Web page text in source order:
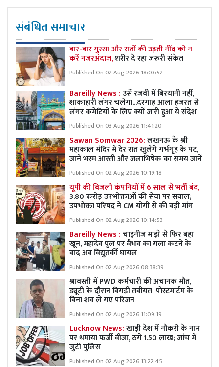
संबंधित समाचार
बार-बार गुस्सा और रातों की उड़ती नींद को न
करें नजरअंदाज,शरीर दे रहा जरूरी संकेत
Published On 02 Aug 2026 18:03:52
Bareilly News :उर्से रजवी में बिरयानी नहीं,
शाकाहारी लंगर चलेगा...दरगाह आला हजरत से
लंगर कमेटियों के लिए क्यों जारी हुआ ये संदेश
Published On 03 Aug 2026 11:41:20
Sawan Somwar 2026:लखनऊ के श्री
महाकाल मंदिर में देर रात खुलेंगे गर्भगृह के पट,
जानें भस्म आरती और जलाभिषेक का समय जानें
Published On 02 Aug 2026 10:19:18
यूपी की बिजली कंपनियों में 6 साल से भर्ती बंद,
3.80 करोड़ उपभोक्ताओं की सेवा पर सवाल;
उपभोक्ता परिषद ने CM योगी से की बड़ी मांग
Published On 02 Aug 2026 10:14:53
Bareilly News :चाइनीज मांझे से फिर बहा
खून, महादेव पुल पर वैभव का गला कटने के
बाद अब विद्युतर्की घायल
Published On 02 Aug 2026 08:38:39
श्रावस्ती में PWD कर्मचारी की अचानक मौत,
ड्यूटी के दौरान बिगड़ी तबीयत; पोस्टमार्टम के
बिना शव ले गए परिजन
Published On 02 Aug 2026 11:09:19
Lucknow News:खाड़ी देश में नौकरी के नाम
पर थमाया फर्जी वीजा, ठगे 1.50 लाख; जांच में
जुटी पुलिस
Published On 02 Aug 2026 13:22:45